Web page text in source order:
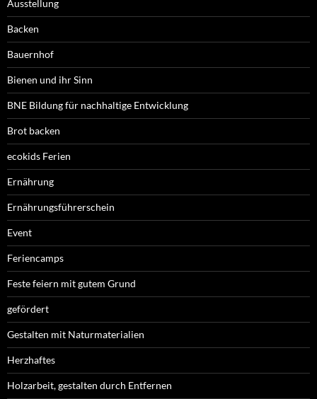
Ausstellung
Backen
Bauernhof
Bienen und ihr Sinn
BNE Bildung für nachhaltige Entwicklung
Brot backen
ecokids Ferien
Ernährung
Ernährungsführerschein
Event
Feriencamps
Feste feiern mit gutem Grund
gefördert
Gestalten mit Naturmaterialien
Herzhaftes
Holzarbeit, gestalten durch Entfernen